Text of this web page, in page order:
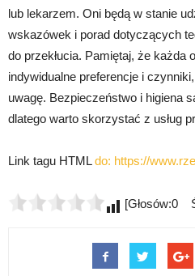
lub lekarzem. Oni będą w stanie
wskazówek i porad dotyczących
do przekłucia. Pamiętaj, że każda
indywidualne preferencje i
uwagę. Bezpieczeństwo i higiena
dlatego warto skorzystać z usług
Link tagu HTMLdo: https://
[Głosów:0